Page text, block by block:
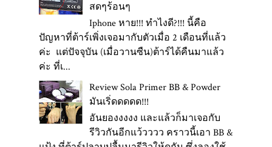
สดๆร้อนๆ
Iphone หาย!!! ทำไงดี?!!! นี้คือ
ปัญหาที่ต้าร์เพิ่งเจอมากับตัวเมื่อ 2 เดือนที่แล้ว
ค่ะ แต่ปัจจุบัน (เมื่อวานซืน)ต้าร์ได้คืนมาแล้ว
ค่ะ ที่เ...
Review Sola Primer BB & Powder
มันเริ่ดดดดด!!!
อันยองงงงง และแล้วก็มาเจอกับ
รีวิวกันอีกแว้วววว คราวนี้เอา BB &